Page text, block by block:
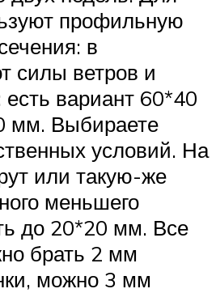
профильную
в
силы ветров и
есть вариант 60*40
мм. Выбираете
условий. На
или такую-же
меньшего
до 20*20 мм. Все
брать 2 мм
можно 3 мм